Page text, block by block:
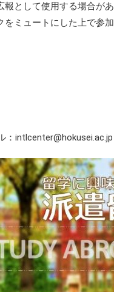
報として使用する場合が
ミュートにした上で参加
intlcenter@hokusei.ac.jp